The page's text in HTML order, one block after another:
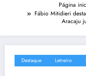
Página
Fábio Mitidieri
Aracaju
Destaque Letreiro